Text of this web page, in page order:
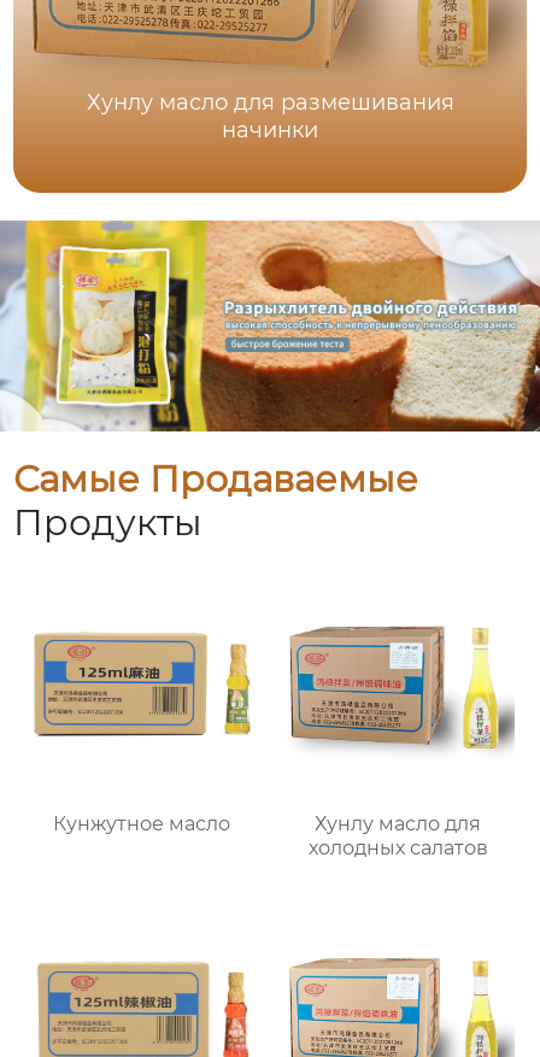
Хунлу масло для размешивания
начинки
Самые Продаваемые
Продукты
Кунжутное масло
Хунлу масло для
холодных салатов